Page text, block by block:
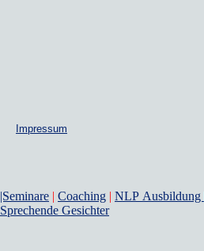
Impressum
|Seminare | Coaching | NLP Ausbildung
Sprechende Gesichter